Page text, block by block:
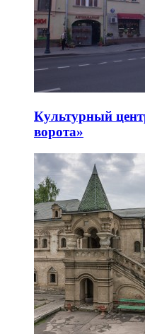
Культурный
ворота»